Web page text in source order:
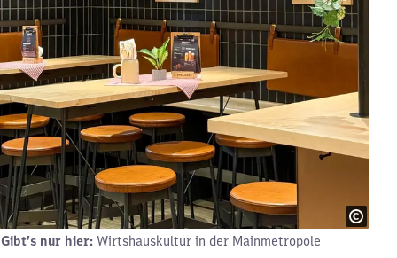
Gibt’s nur hier: Wirtshauskultur in der Mainmetropole